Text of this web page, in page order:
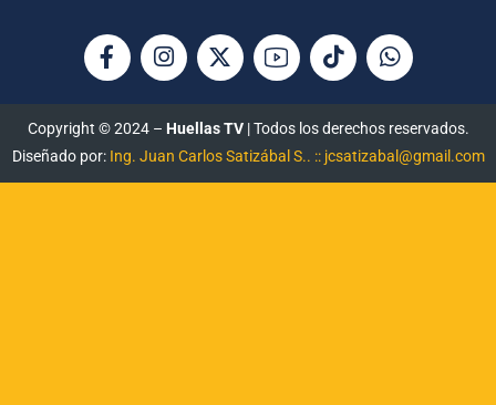
Copyright © 2024 – Huellas TV| Todos los derechos reservados.
Diseñado por: Ing. Juan Carlos Satizábal S.. :: jcsatizabal@gmail.com